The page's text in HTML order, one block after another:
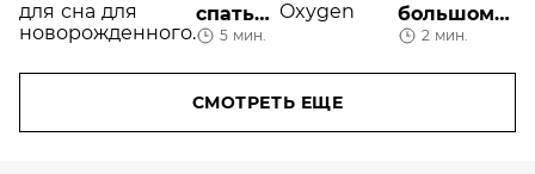
спать
новорожденный
5 мин.
большом
городе:
2 мин.
СМОТРЕТЬ ЕЩЕ